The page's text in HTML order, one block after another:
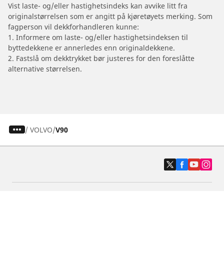
Vist laste- og/eller hastighetsindeks kan avvike litt fra
originalstørrelsen som er angitt på kjøretøyets merking. Som
fagperson vil dekkforhandleren kunne:
1. Informere om laste- og/eller hastighetsindeksen til
byttedekkene er annerledes enn originaldekkene.
2. Fastslå om dekktrykket bør justeres for den foreslåtte
alternative størrelsen.
/ VOLVO V90